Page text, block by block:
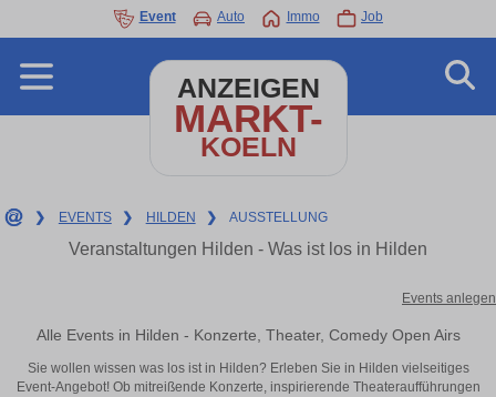
Event Auto Immo Job
ANZEIGEN
MARKT-
KOELN
❯ EVENTS ❯ HILDEN ❯ AUSSTELLUNG
Veranstaltungen Hilden - Was ist los in Hilden
Events anlegen
Alle Events in Hilden - Konzerte, Theater, Comedy Open Airs
Sie wollen wissen was los ist in Hilden? Erleben Sie in Hilden vielseitiges
Event-Angebot! Ob mitreißende Konzerte, inspirierende Theateraufführungen